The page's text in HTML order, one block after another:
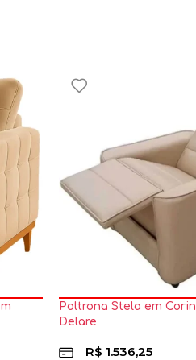
Poltrona Stela em
Delare
R$ 1.536,25